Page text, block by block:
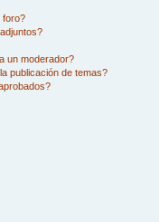
foro?
un moderador?
publicación de temas?